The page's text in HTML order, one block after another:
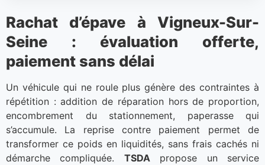
Rachat d’épave à Vigneux-Sur-
Seine : évaluation offerte,
paiement sans délai
Un véhicule qui ne roule plus génère des contraintes à
répétition : addition de réparation hors de proportion,
encombrement du stationnement, paperasse qui
s’accumule. La reprise contre paiement permet de
transformer ce poids en liquidités, sans frais cachés ni
démarche compliquée. TSDApropose un service